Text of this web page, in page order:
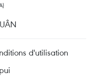
d'utilisation